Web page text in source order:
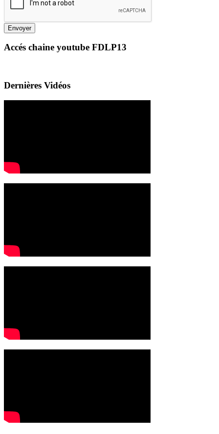
Envoyer
Accés chaine youtube FDLP13
Dernières Vidéos